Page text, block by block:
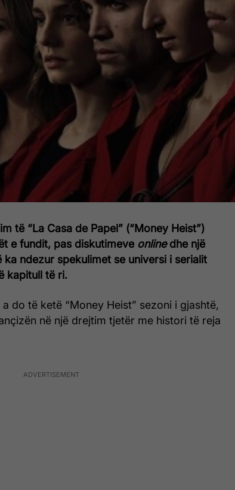
të “La Casa de Papel” (“Money Heist”)
e fundit, pas diskutimeve onlinedhe një
ka ndezur spekulimet se universi i serialit
kapitull të ri.
do të ketë “Money Heist” sezoni i gjashtë,
në një drejtim tjetër me histori të reja